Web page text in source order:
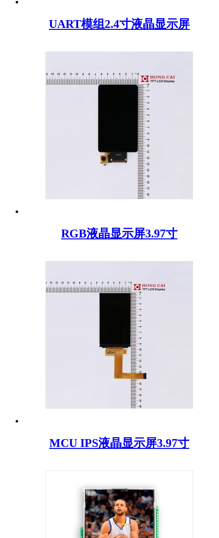
UART模组2.4寸液晶显示屏
RGB液晶显示屏3.97寸
MCU IPS液晶显示屏3.97寸